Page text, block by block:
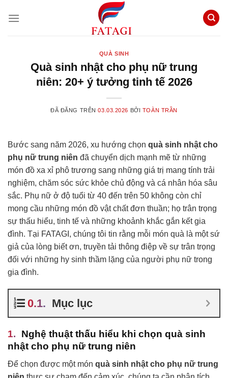
đến
QUÀ SINH
Quà sinh nhật cho phụ nữ trung
niên: 20+ ý tưởng tinh tế 2026
ĐÃ ĐĂNG TRÊN03.03.2026 BỞI TOÀN TRẦN
Bước sang năm 2026, xu hướng chọn quà sinh nhật cho
phụ nữ trung niên đã chuyển dịch mạnh mẽ từ những
món đồ xa xỉ phô trương sang những giá trị mang tính trải
nghiệm, chăm sóc sức khỏe chủ động và cá nhân hóa sâu
sắc. Phụ nữ ở độ tuổi từ 40 đến trên 50 không còn chỉ
mong cầu những món đồ vật chất đơn thuần; họ trân trọng
sự thấu hiểu, tinh tế và những khoảnh khắc gắn kết gia
đình. Tại FATAGI, chúng tôi tin rằng mỗi món quà là một sứ
giả của lòng biết ơn, truyền tải thông điệp về sự trân trọng
đối với những hy sinh thầm lặng của người phụ nữ trong
gia đình.
Mục lục
Nghệ thuật thấu hiểu khi chọn quà sinh
nhật cho phụ nữ trung niên
Để chọn được một món quà sinh nhật cho phụ nữ trung